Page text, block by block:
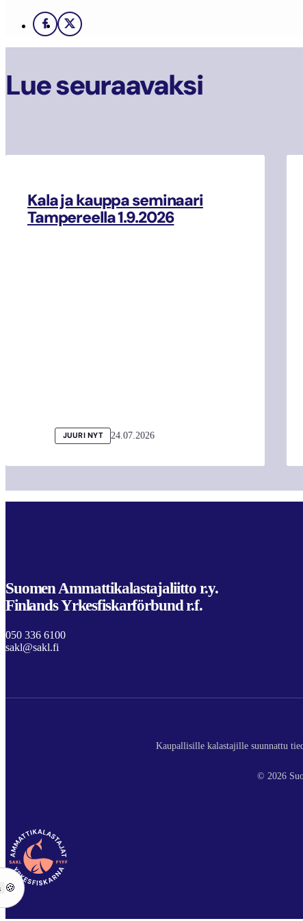
Facebook
X
Lue seuraavaksi
Kala ja kauppa seminaari
Tampereella 1.9.2026
JUURI NYT 24.07.2026
Suomen Ammattikalastajaliitto r.y.
Finlands Yrkesfiskarförbund r.f.
050 336 6100
sakl@sakl.fi
Kaupallisille kalastajille suunnattu
© 2026